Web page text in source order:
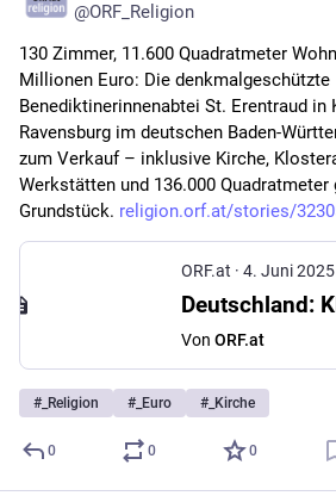
@ORF_Religion
130 Zimmer, 11.600 Quadratmeter
Millionen Euro: Die denkmalgeschützte
Benediktinerinnenabtei St. Erentraud in
Ravensburg im deutschen Baden-
zum Verkauf – inklusive Kirche,
Werkstätten und 136.000 Quadratmeter
Grundstück. religion.orf.at/stories/
ORF.at · 4. Juni 2025
Von ORF.at
# _Religion # _Euro # _Kirche
0 0 0